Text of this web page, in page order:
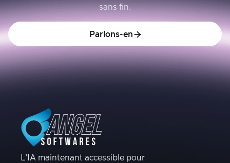
sans fin.
Parlons-en
L'IA maintenant accessible pour